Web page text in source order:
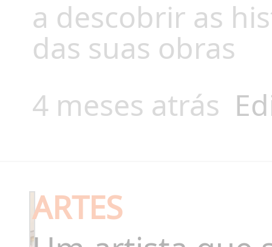
a descobrir as
das suas obras
4 meses atrás
ARTES